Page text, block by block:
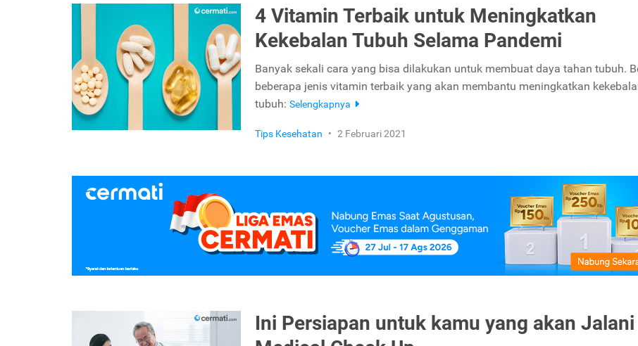
4 Vitamin Terbaik untuk Meningkatkan
Kekebalan Tubuh Selama Pandemi
Banyak sekali cara yang bisa dilakukan untuk membuat daya tahan tubuh.
beberapa jenis vitamin terbaik yang akan membantu meningkatkan
tubuh: Selengkapnya
Tips Kesehatan • 2 Februari 2021
Ini Persiapan untuk kamu yang akan Jalani